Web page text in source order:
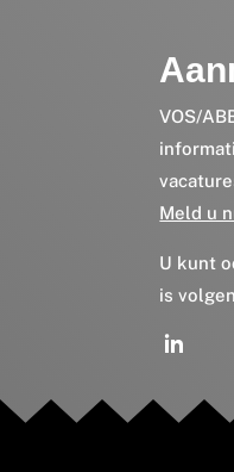
VOS/
Meld u
U kunt
is